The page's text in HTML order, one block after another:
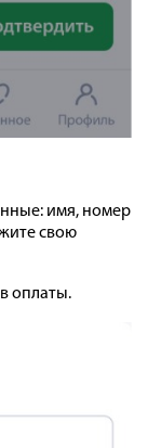
имя, номер
свою
оплаты.